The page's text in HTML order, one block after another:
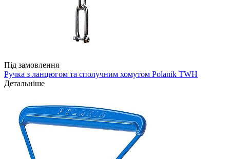
Під замовлення
Ручка з ланцюгом та сполучним хомутом Polanik TWH
Детальніше